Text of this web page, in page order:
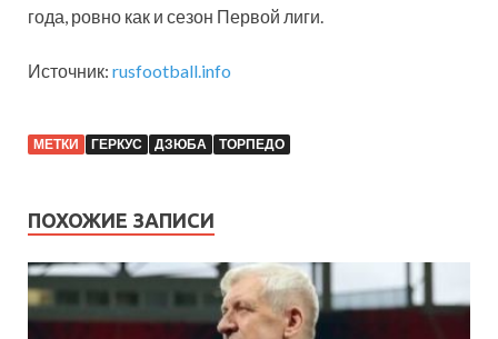
года, ровно как и сезон Первой лиги.
Источник: rusfootball.info
МЕТКИ ГЕРКУС ДЗЮБА ТОРПЕДО
ПОХОЖИЕ ЗАПИСИ